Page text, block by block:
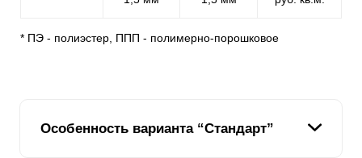
* ПЭ - полиэстер, ППП - полимерно-порошковое
Особенность варианта “Стандарт”